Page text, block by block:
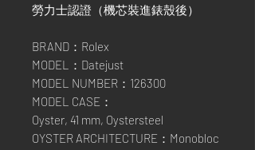
勞力士認證（機芯裝進錶殼後）
BRAND：Rolex
MODEL：Datejust
MODEL NUMBER：126300
MODEL CASE：
Oyster, 41 mm, Oystersteel
OYSTER ARCHITECTURE：Monobloc